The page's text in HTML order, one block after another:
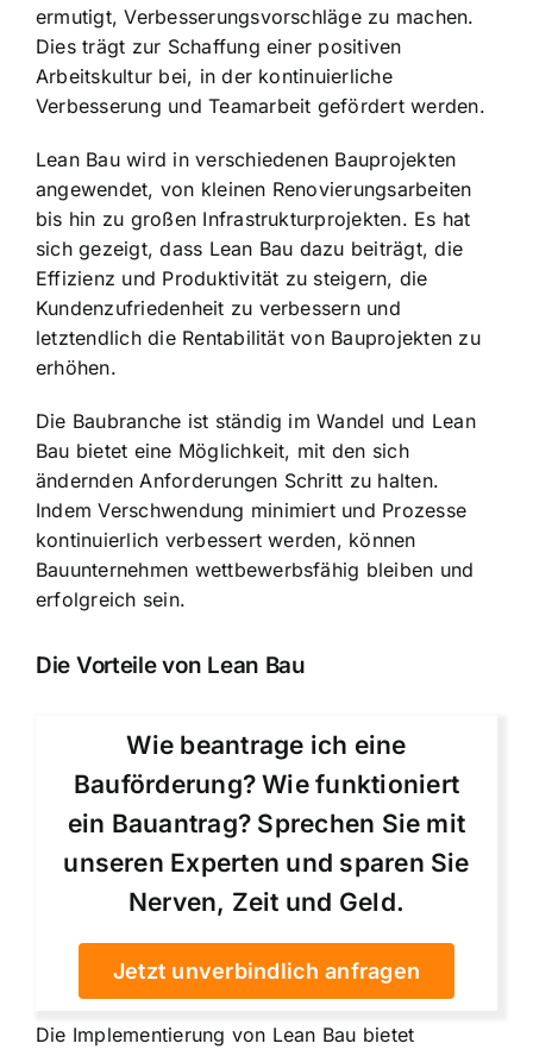
ermutigt, Verbesserungsvorschläge zu machen.
Dies trägt zur Schaffung einer positiven
Arbeitskultur bei, in der kontinuierliche
Verbesserung und Teamarbeit gefördert werden.
Lean Bau wird in verschiedenen Bauprojekten
angewendet, von kleinen Renovierungsarbeiten
bis hin zu großen Infrastrukturprojekten. Es hat
sich gezeigt, dass Lean Bau dazu beiträgt, die
Effizienz und Produktivität zu steigern, die
Kundenzufriedenheit zu verbessern und
letztendlich die Rentabilität von Bauprojekten zu
erhöhen.
Die Baubranche ist ständig im Wandel und Lean
Bau bietet eine Möglichkeit, mit den sich
ändernden Anforderungen Schritt zu halten.
Indem Verschwendung minimiert und Prozesse
kontinuierlich verbessert werden, können
Bauunternehmen wettbewerbsfähig bleiben und
erfolgreich sein.
Die Vorteile von Lean Bau
Wie beantrage ich eine
Bauförderung? Wie funktioniert
ein Bauantrag? Sprechen Sie mit
unseren Experten und sparen Sie
Nerven, Zeit und Geld.
Jetzt unverbindlich anfragen
Die Implementierung von Lean Bau bietet